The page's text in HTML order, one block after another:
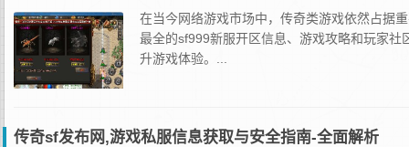
在当今网络游戏市场中，传奇类游戏依然占据
最全的sf999新服开区信息、游戏攻略和玩家
升游戏体验。...
传奇sf发布网,游戏私服信息获取与安全指南-全面解析